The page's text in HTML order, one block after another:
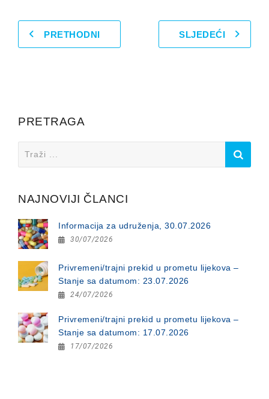
PRETHODNI SLJEDEĆI
PRETRAGA
NAJNOVIJI ČLANCI
Informacija za udruženja, 30.07.2026
30/07/2026
Privremeni/trajni prekid u prometu lijekova –
Stanje sa datumom: 23.07.2026
24/07/2026
Privremeni/trajni prekid u prometu lijekova –
Stanje sa datumom: 17.07.2026
17/07/2026